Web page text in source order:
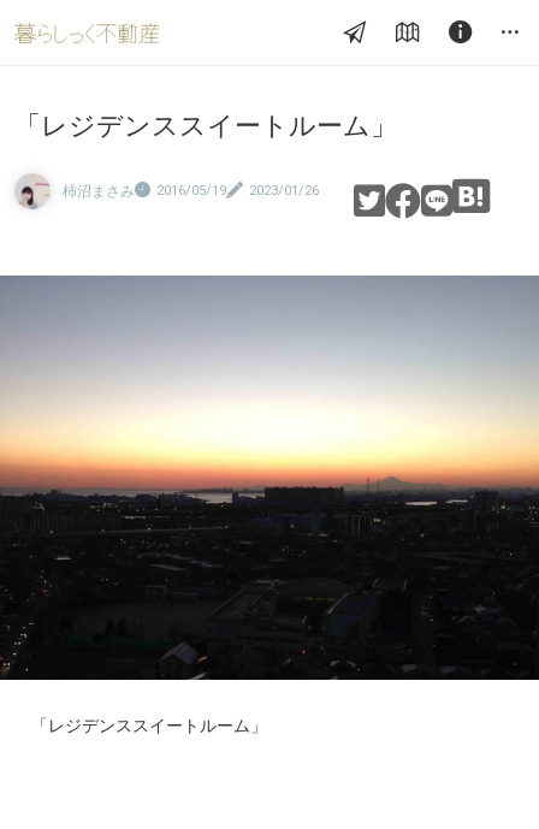
「レジデンススイートルーム」
柿沼まさみ 2016/05/19 2023/01/26
「レジデンススイートルーム」